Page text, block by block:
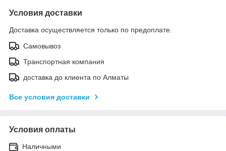
Условия доставки
Доставка осуществляется только по предоплате.
Самовывоз
Транспортная компания
доставка до клиента по Алматы
Все условия доставки
Условия оплаты
Наличными